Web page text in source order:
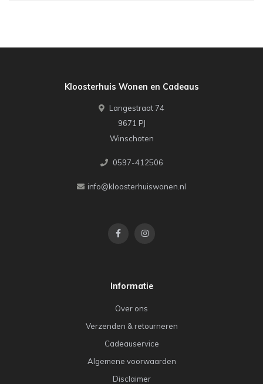
Kloosterhuis Wonen en Cadeaus
Langestraat 74
9671 PJ
Winschoten
0597-412506
info@kloosterhuiswonen.nl
Informatie
Over ons
Verzenden & retourneren
Cadeauservice
Algemene voorwaarden
Disclaimer